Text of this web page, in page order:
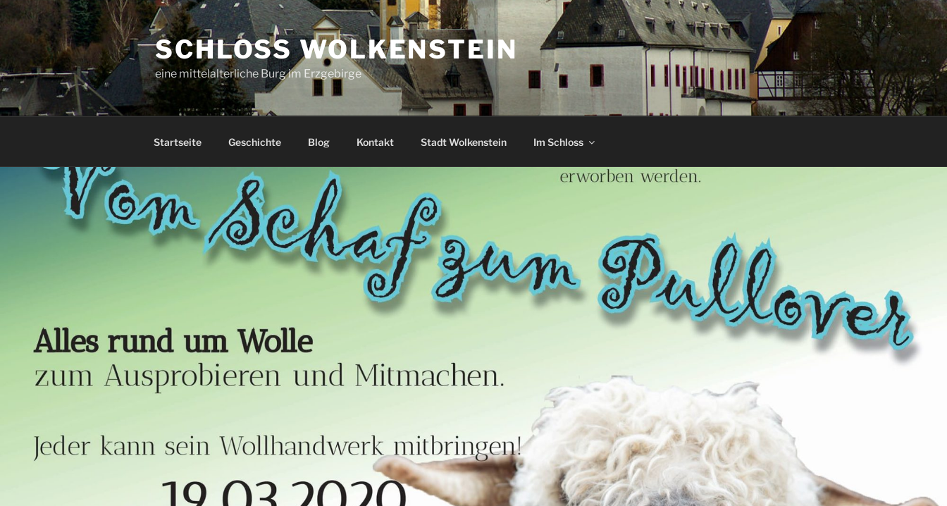
Zum
Inhalt
springen
SCHLOSS WOLKENSTEIN
eine mittelalterliche Burg im Erzgebirge
Startseite Geschichte Blog Kontakt Stadt Wolkenstein Im Schloss